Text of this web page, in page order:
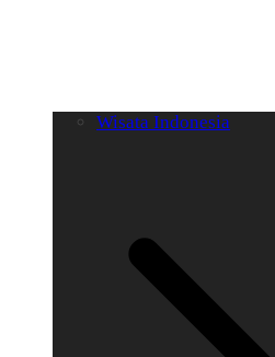
Wisata Indonesia